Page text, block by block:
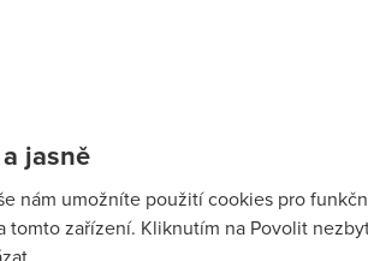
ze tohle je jedine forum o pocitacich,
se zeptat, jestli existuje
ukladat je jako filmy v nejakem formatu,
hypersnap na video...poradi nekdo?
snima obrazovku, ale bohuzel je z her.
jasně
nám umožníte použití cookies pro
tomto zařízení. Kliknutím na Povolit